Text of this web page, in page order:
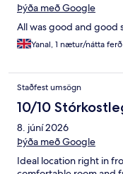
Þýða með Google
All was good and good
Yanal, 1 nætur/nátta ferð
Staðfest umsögn
10/10
8. júní 2026
Þýða með Google
Ideal location right in